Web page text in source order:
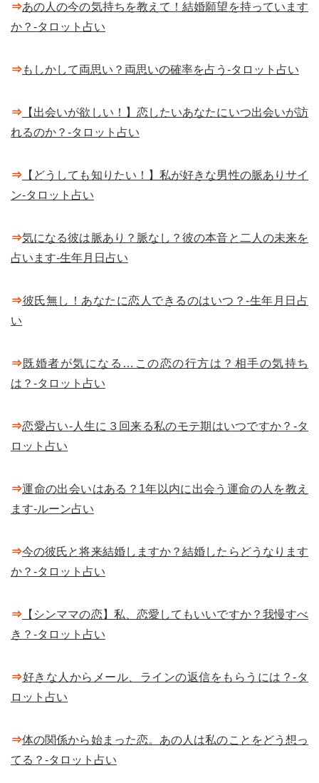
⇒あの人の今の気持ちを教えて！結婚願望を持っています
か？-タロット占い
⇒もしかして両思い？両思いの確率を占う-タロット占い
⇒ 【出会いが欲しい！】恋したいあなたにいつ出会いが訪
れるのか？-タロット占い
⇒ 【どうしても知りたい！】私が好きな男性の脈ありサイ
ン-タロット占い
⇒気になる彼は脈あり？脈なし？彼の本音と二人の未来を
占います-生年月日占い
⇒彼氏無し！あなたに恋人できるのはいつ？-生年月日占
い
⇒既婚者が気になる…この恋の行方は？相手の気持ち
は？-タロット占い
⇒恋愛占い-人生に３回来る私のモテ期はいつですか？-タ
ロット占い
⇒運命の出会いはある？1年以内に出会う運命の人を教え
ます-ルーン占い
⇒今の彼氏と将来結婚しますか？結婚したらどうなります
か？-タロット占い
⇒ 【シンママの恋】私、恋愛してもいいですか？我慢すべ
き？-タロット占い
⇒好きな人からメール、ラインの返信をもらうには？-タ
ロット占い
⇒体の関係から始まった恋。あの人は私のことをどう想っ
てる？-タロット占い